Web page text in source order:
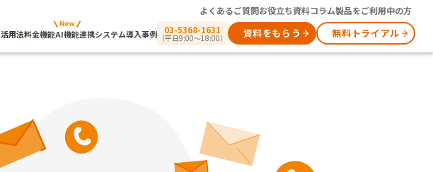
よくあるご質問お役立ち資料コラム製品をご利用中の方
活用法料金機能AI機能連携システム導入事例 03-5368-1631
（平日9:00～18:00） 資料をもらう 無料トライアル